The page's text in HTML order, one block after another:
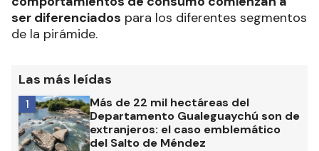
ser diferenciados para los diferentes segmentos
de la pirámide.
Las más leídas
Más de 22 mil hectáreas del
Departamento Gualeguaychú son de
extranjeros: el caso emblemático
del Salto de Méndez
1